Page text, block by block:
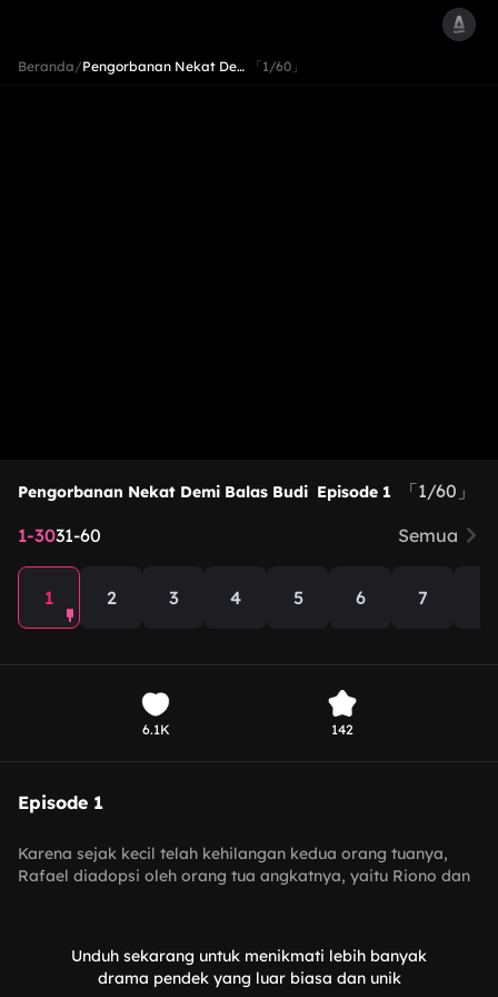
Beranda/Pengorbanan Nekat De… 「1/60」
Pengorbanan Nekat Demi Balas Budi Episode 1
「1/60」
1-3031-60 Semua
1 2 3 4 5 6 7
6.1K 142
Episode 1
Karena sejak kecil telah kehilangan kedua orang tuanya,
Rafael diadopsi oleh orang tua angkatnya, yaitu Riono dan
ekonomi keluarga mereka yang sedang susah tidak
memungkinkan untuk membayar biaya operasi sebesar dua
Unduh sekarang untuk menikmati lebih banyak
drama pendek yang luar biasa dan unik